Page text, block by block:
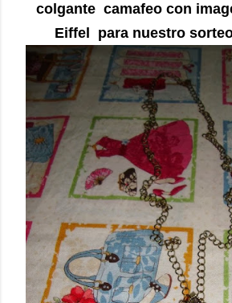
colgante camafeo con
Eiffel para nuestro